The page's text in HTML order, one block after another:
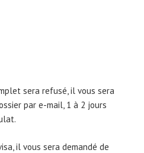
sera refusé, il vous sera
par e-mail, 1 à 2 jours
il vous sera demandé de